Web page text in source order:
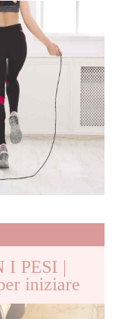
I PESI |
iniziare